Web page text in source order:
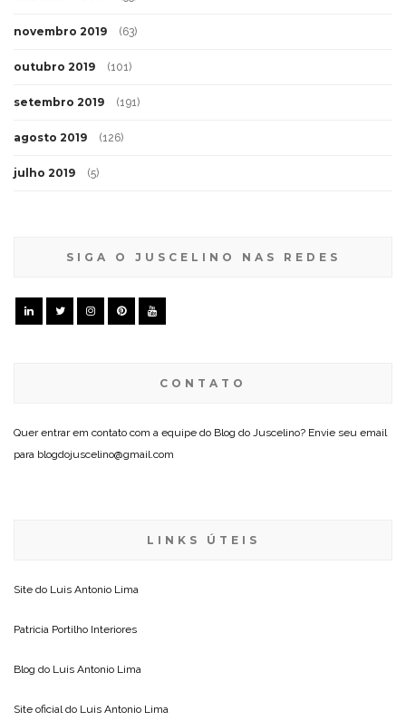
novembro 2019 (63)
outubro 2019 (101)
setembro 2019 (191)
agosto 2019 (126)
julho 2019 (5)
SIGA O JUSCELINO NAS REDES
CONTATO
Quer entrar em contato com a equipe do Blog do Juscelino? Envie seu email
para blogdojuscelino@gmail.com
LINKS ÚTEIS
Site do Luis Antonio Lima
Patricia Portilho Interiores
Blog do Luis Antonio Lima
Site oficial do Luis Antonio Lima